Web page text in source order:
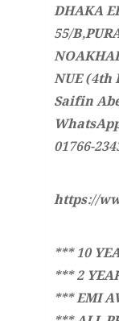
DHAKA
55/
NUE (4th
Saifin
01766-
https://
*** 10
*** 2
*** EMI